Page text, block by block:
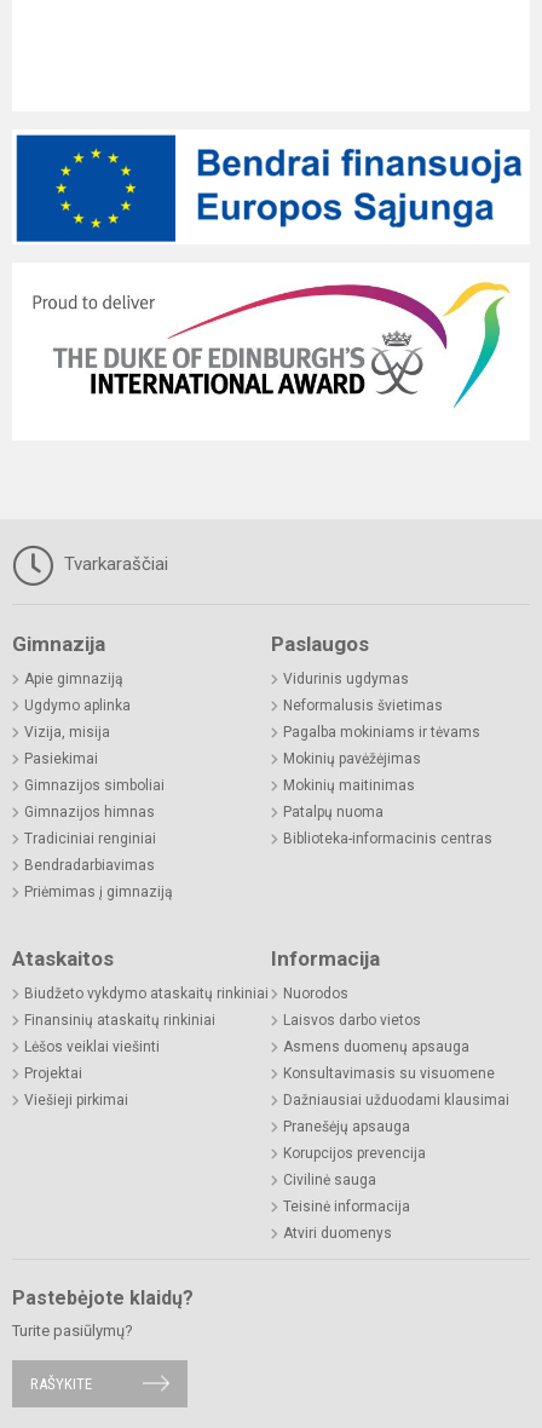
Tvarkaraščiai
Gimnazija
Apie gimnaziją
Ugdymo aplinka
Vizija, misija
Pasiekimai
Gimnazijos simboliai
Gimnazijos himnas
Tradiciniai renginiai
Bendradarbiavimas
Priėmimas į gimnaziją
Paslaugos
Vidurinis ugdymas
Neformalusis švietimas
Pagalba mokiniams ir tėvams
Mokinių pavėžėjimas
Mokinių maitinimas
Patalpų nuoma
Biblioteka-informacinis centras
Ataskaitos
Biudžeto vykdymo ataskaitų rinkiniai
Finansinių ataskaitų rinkiniai
Lėšos veiklai viešinti
Projektai
Viešieji pirkimai
Informacija
Nuorodos
Laisvos darbo vietos
Asmens duomenų apsauga
Konsultavimasis su visuomene
Dažniausiai užduodami klausimai
Pranešėjų apsauga
Korupcijos prevencija
Civilinė sauga
Teisinė informacija
Atviri duomenys
Pastebėjote klaidų?
Turite pasiūlymų?
RAŠYKITE